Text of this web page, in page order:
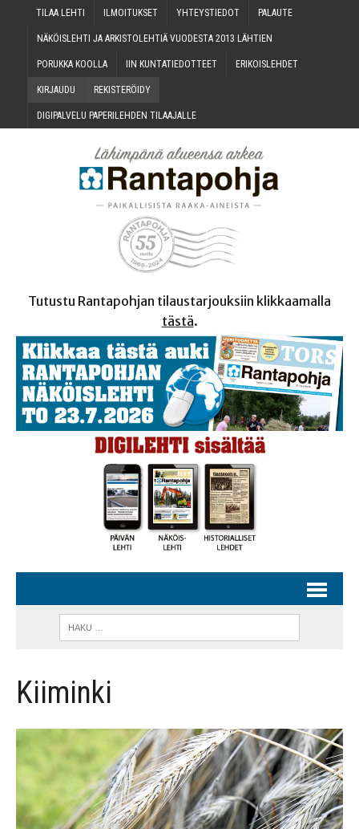
TILAA LEH­TI ILMOI­TUK­SET YHTEYS­TIE­DOT PALAU­TE
NÄKÖIS­LEH­TI JA ARKIS­TO­LEH­TIÄ VUO­DES­TA 2013 LÄHTIEN
PORUK­KA KOOLLA IIN KUN­TA­TIE­DOT­TEET ERI­KOIS­LEH­DET
KIR­JAU­DU REKIS­TE­RÖI­DY
DIGI­PAL­VE­LU PAPE­RI­LEH­DEN TILAAJALLE
Tutustu Rantapohjan tilaustarjouksiin klikkaamalla
tästä.
Kiiminki